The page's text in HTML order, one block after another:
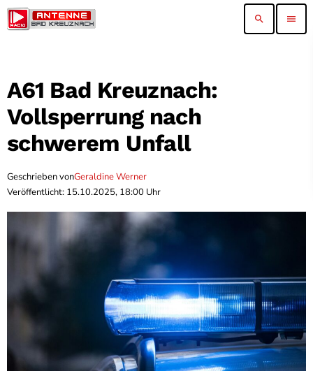
search menu
A61 Bad Kreuznach:
Vollsperrung nach
schwerem Unfall
Geschrieben vonGeraldine Werner
Veröffentlicht: 15.10.2025, 18:00 Uhr